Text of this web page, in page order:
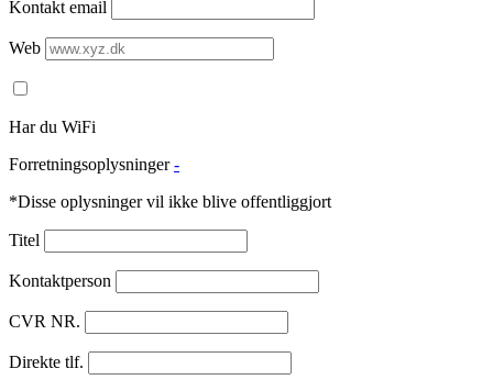
Kontakt email
Web
Har du WiFi
Forretningsoplysninger -
*Disse oplysninger vil ikke blive offentliggjort
Titel
Kontaktperson
CVR NR.
Direkte tlf.